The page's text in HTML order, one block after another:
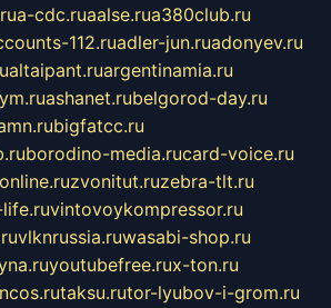
a-cdc.ruaalse.rua380club.ru
112.ruadler-jun.ruadonyev.ru
altaipant.ruargentinamia.ru
ashanet.rubelgorod-day.ru
bigfatcc.ru
borodino-media.rucard-voice.ru
zvonitut.ruzebra-tlt.ru
vintovoykompressor.ru
vlknrussia.ruwasabi-shop.ru
youtubefree.rux-ton.ru
taksu.rutor-lyubov-i-grom.ru